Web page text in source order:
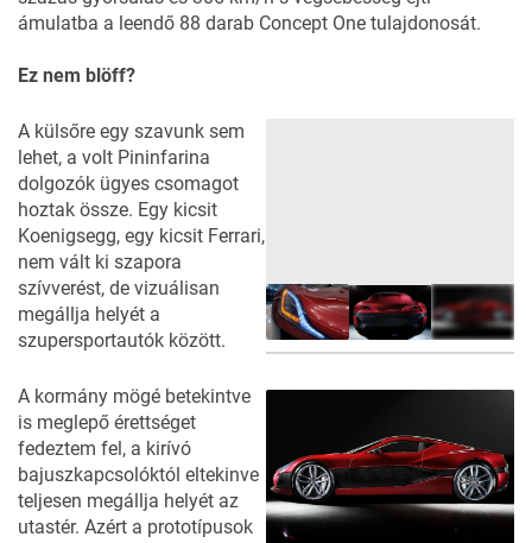
ámulatba a leendő 88 darab Concept One tulajdonosát.
Ez nem blöff?
A külsőre egy szavunk sem
lehet, a volt Pininfarina
dolgozók ügyes csomagot
hoztak össze. Egy kicsit
Koenigsegg, egy kicsit Ferrari,
nem vált ki szapora
szívverést, de vizuálisan
megállja helyét a
szupersportautók között.
A kormány mögé betekintve
is meglepő érettséget
fedeztem fel, a kirívó
bajuszkapcsolóktól eltekinve
teljesen megállja helyét az
utastér. Azért a prototípusok